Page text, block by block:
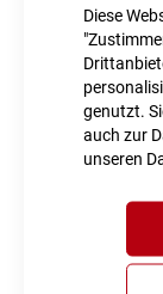
Diese
genutzt.
auch zur
unseren
Cube
Inkl.